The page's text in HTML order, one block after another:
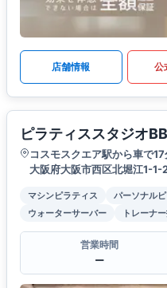
店舗情報 公
ピラティススタジオ
コスモスクエア駅から車で17
大阪府大阪市西区北堀江1-1-
マシンピラティス パーソナル
ウォーターサーバー
トレーナ
営業時間
ー